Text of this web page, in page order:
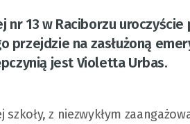
13 w Raciborzu uroczyście
przejdzie na zasłużoną
jest Violetta Urbas.
z niezwykłym